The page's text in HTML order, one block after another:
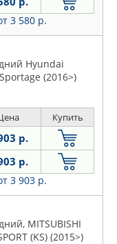
3 580 р.
Hyundai
(2016>)
Купить
р.
р.
3 903 р.
MITSUBISHI
(KS) (2015>)